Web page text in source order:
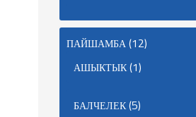
ПАЙШАМБА(12)
АШЫКТЫК(1)
БАЛЧЕЛЕК(5)